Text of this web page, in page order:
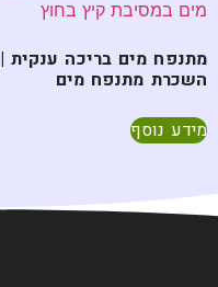
מתנפח מים בריכה ענקית |
השכרת מתנפח מים
מידע נוסף